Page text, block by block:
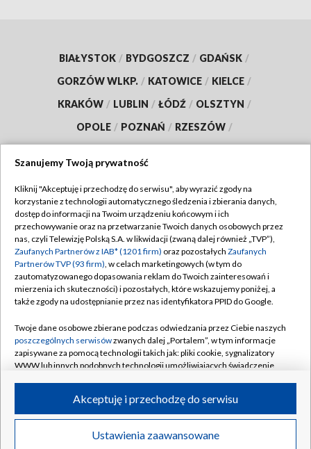
BIAŁYSTOK / BYDGOSZCZ / GDAŃSK /
GORZÓW WLKP. / KATOWICE / KIELCE /
KRAKÓW / LUBLIN / ŁÓDŹ / OLSZTYN /
OPOLE / POZNAŃ / RZESZÓW /
Dołącz do nas:
TVP
Abonament TVP
Emisja w TVP
Naziemna Telewizja Cyfrowa
Sklep TVP
Rada Programowa
System NOS
Regulamin TVP
Polityka prywatności
Pomoc
Biuro reklamy
Kontakt
Szanujemy Twoją prywatność
Kliknij "Akceptuję i przechodzę do serwisu", aby wyrazić zgody na
korzystanie z technologii automatycznego śledzenia i zbierania danych,
dostęp do informacji na Twoim urządzeniu końcowym i ich
przechowywanie oraz na przetwarzanie Twoich danych osobowych przez
nas, czyli Telewizję Polską S.A. w likwidacji (zwaną dalej również „TVP”),
Zaufanych Partnerów z IAB* (1201 firm) oraz pozostałych Zaufanych
Partnerów TVP (93 firm), w celach marketingowych (w tym do
zautomatyzowanego dopasowania reklam do Twoich zainteresowań i
mierzenia ich skuteczności) i pozostałych, które wskazujemy poniżej, a
także zgody na udostępnianie przez nas identyfikatora PPID do Google.
Twoje dane osobowe zbierane podczas odwiedzania przez Ciebie naszych
poszczególnych serwisówzwanych dalej „Portalem”, w tym informacje
zapisywane za pomocą technologii takich jak: pliki cookie, sygnalizatory
WWW lub innych podobnych technologii umożliwiających świadczenie
ruchu w Internecie.
Twoje dane osobowe zbierane podczas odwiedzania przez Ciebie
poszczególnych serwisówna Portalu, takie jak adresy IP, identyfikatory
Ustawienia zaawansowane
Akceptuję i przechodzę do serwisu